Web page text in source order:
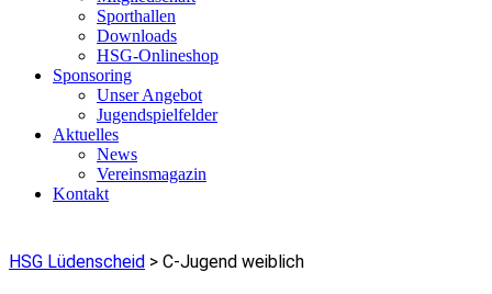
Sporthallen
Downloads
HSG-Onlineshop
Sponsoring
Unser Angebot
Jugendspielfelder
Aktuelles
News
Vereinsmagazin
Kontakt
HSG Lüdenscheid > C-Jugend weiblich